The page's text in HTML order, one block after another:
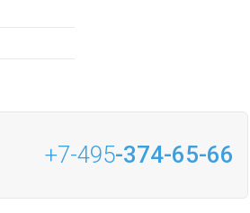
+7-495-374-65-66